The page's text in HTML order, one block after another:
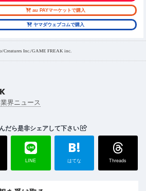
au PAYマーケットで購入
ヤマダウェブコムで購入
Inc./GAME FREAK inc.
業界ニュース
だら是非シェアして下さい
LINE
B!
はてな Threads